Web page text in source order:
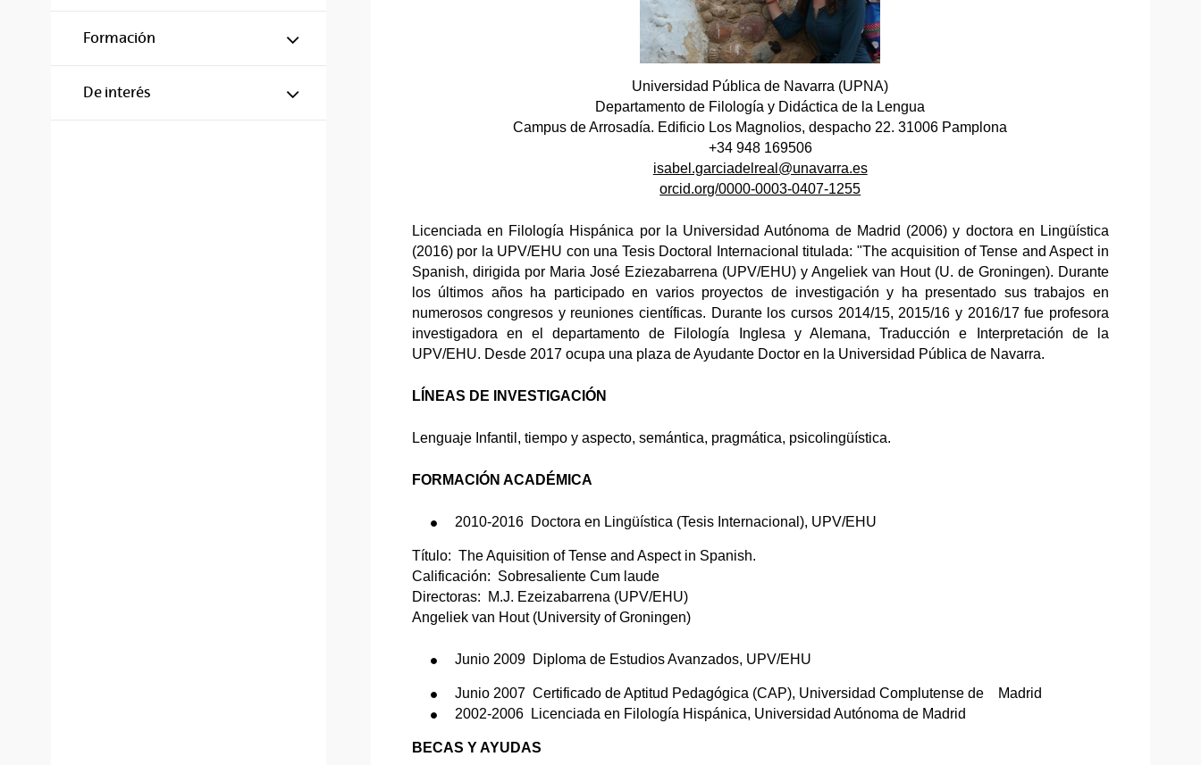
Formación Mostrar/ocultar subpáginas
De interés Mostrar/ocultar subpáginas
Universidad Pública de Navarra (UPNA)
Departamento de Filología y Didáctica de la Lengua
Campus de Arrosadía. Edificio Los Magnolios, despacho 22. 31006 Pamplona
+34 948 169506
isabel.garciadelreal@unavarra.es
orcid.org/0000-0003-0407-1255
Licenciada en Filología Hispánica por la Universidad Autónoma de Madrid (2006) y doctora en Lingüística
(2016) por la UPV/EHU con una Tesis Doctoral Internacional titulada: "The acquisition of Tense and Aspect in
Spanish, dirigida por Maria José Eziezabarrena (UPV/EHU) y Angeliek van Hout (U. de Groningen). Durante
los últimos años ha participado en varios proyectos de investigación y ha presentado sus trabajos en
numerosos congresos y reuniones científicas. Durante los cursos 2014/15, 2015/16 y 2016/17 fue profesora
investigadora en el departamento de Filología Inglesa y Alemana, Traducción e Interpretación de la
UPV/EHU. Desde 2017 ocupa una plaza de Ayudante Doctor en la Universidad Pública de Navarra.
LÍNEAS DE INVESTIGACIÓN
Lenguaje Infantil, tiempo y aspecto, semántica, pragmática, psicolingüística.
FORMACIÓN ACADÉMICA
2010-2016 Doctora en Lingüística (Tesis Internacional), UPV/EHU
Título: The Aquisition of Tense and Aspect in Spanish.
Calificación: Sobresaliente Cum laude
Directoras: M.J. Ezeizabarrena (UPV/EHU)
Angeliek van Hout (University of Groningen)
Junio 2009 Diploma de Estudios Avanzados, UPV/EHU
Junio 2007 Certificado de Aptitud Pedagógica (CAP), Universidad Complutense de Madrid
2002-2006 Licenciada en Filología Hispánica, Universidad Autónoma de Madrid
BECAS Y AYUDAS